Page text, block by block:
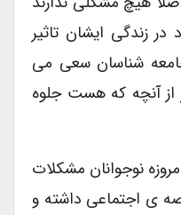
زندگی ایشان تاثیر
شناسان سعی می
از آنچه که هست جلوه
نوجوانان مشکلات
ی اجتماعی داشته و